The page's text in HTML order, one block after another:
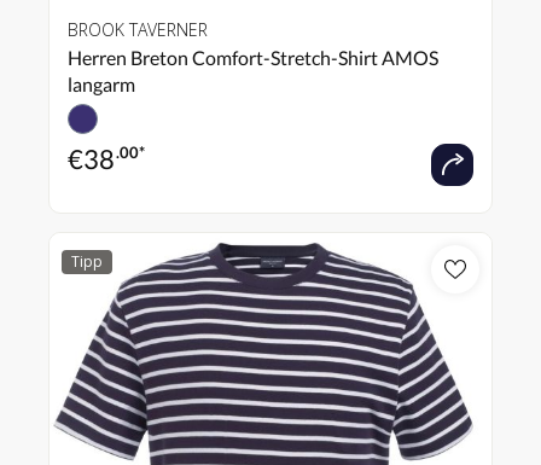
BROOK TAVERNER
Herren Breton Comfort-Stretch-Shirt AMOS
langarm
€38.00*
Tipp